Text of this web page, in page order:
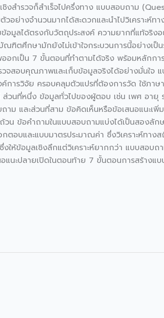
งสำรวจก็สำเร็จไปครึ่งทาง แบบสอบถาม
วอย่างจำนวนมากได้สะดวกและนำไปวิเคราะห์
ข้อมูลได้ตรงกับวัตถุประสงค์ ความยากที่แท้จริ
ณฑิตศึกษามักยังไม่เข้าใจกระบวนการนี้อย่าง
กเป็น 7 ขั้นตอนที่ทำตามได้จริง พร้อมหลักกา
วจสอบคุณภาพและเก็บข้อมูลจริงได้อย่างมั่นใ
ารวิจัย ครอบคลุมตัวแปรที่ต้องการวัด ใช้ภาษ
วนที่หนึ่ง ข้อมูลทั่วไปของผู้ตอบ เช่น เพศ อา
าม และส่วนที่สาม ข้อคิดเห็นหรือข้อเสนอแนะเ
บถ้วน ข้อคำถามในแบบสอบถามแบ่งได้เป็นสอ
กตอบและแบบมาตรประมาณค่า ซึ่งวิเคราะห์ท
งให้ข้อมูลเชิงลึกแต่วิเคราะห์ยากกว่า แบบสอ
อแนะปลายเปิดในตอนท้าย 7 ขั้นตอนการสร้า